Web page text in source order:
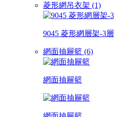
菱形網吊衣架 (1)
9045 菱形網層架-3層
網面抽屜籃 (6)
網面抽屜籃